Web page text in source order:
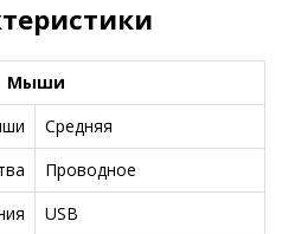
Мыши
Средняя
Проводное
USB